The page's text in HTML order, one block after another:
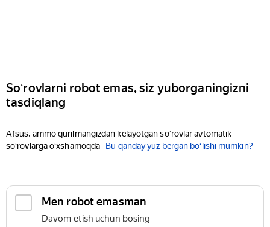
Soʻrovlarni robot emas, siz yuborganingizni
tasdiqlang
Afsus, ammo qurilmangizdan kelayotgan soʻrovlar avtomatik
soʻrovlarga oʻxshamoqda
Bu qanday yuz bergan boʻlishi mumkin?
Men robot emasman
Davom etish uchun bosing